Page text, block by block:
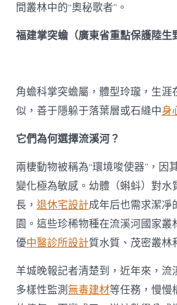
間叢林中的“奧秘歌者”。
福建掌突蟾（廣東省重點保護陸生
角蟾科掌突蟾屬，體型玲瓏，生
似，善于隱躲于落葉層或石縫中身
它們為何選擇流溪河？
兩棲動物被稱為“環境唆使器”，因
變化極為敏感。幼體（蝌蚪）對
長， 退休宅設計成年后也需求潔凈
園。這些珍稀物種在流溪河國家叢
優中醫診所設計質水質、茂密叢林
羊城晚報記者清楚到，近年來，
多樣性監測無毒建材等任務，慢慢